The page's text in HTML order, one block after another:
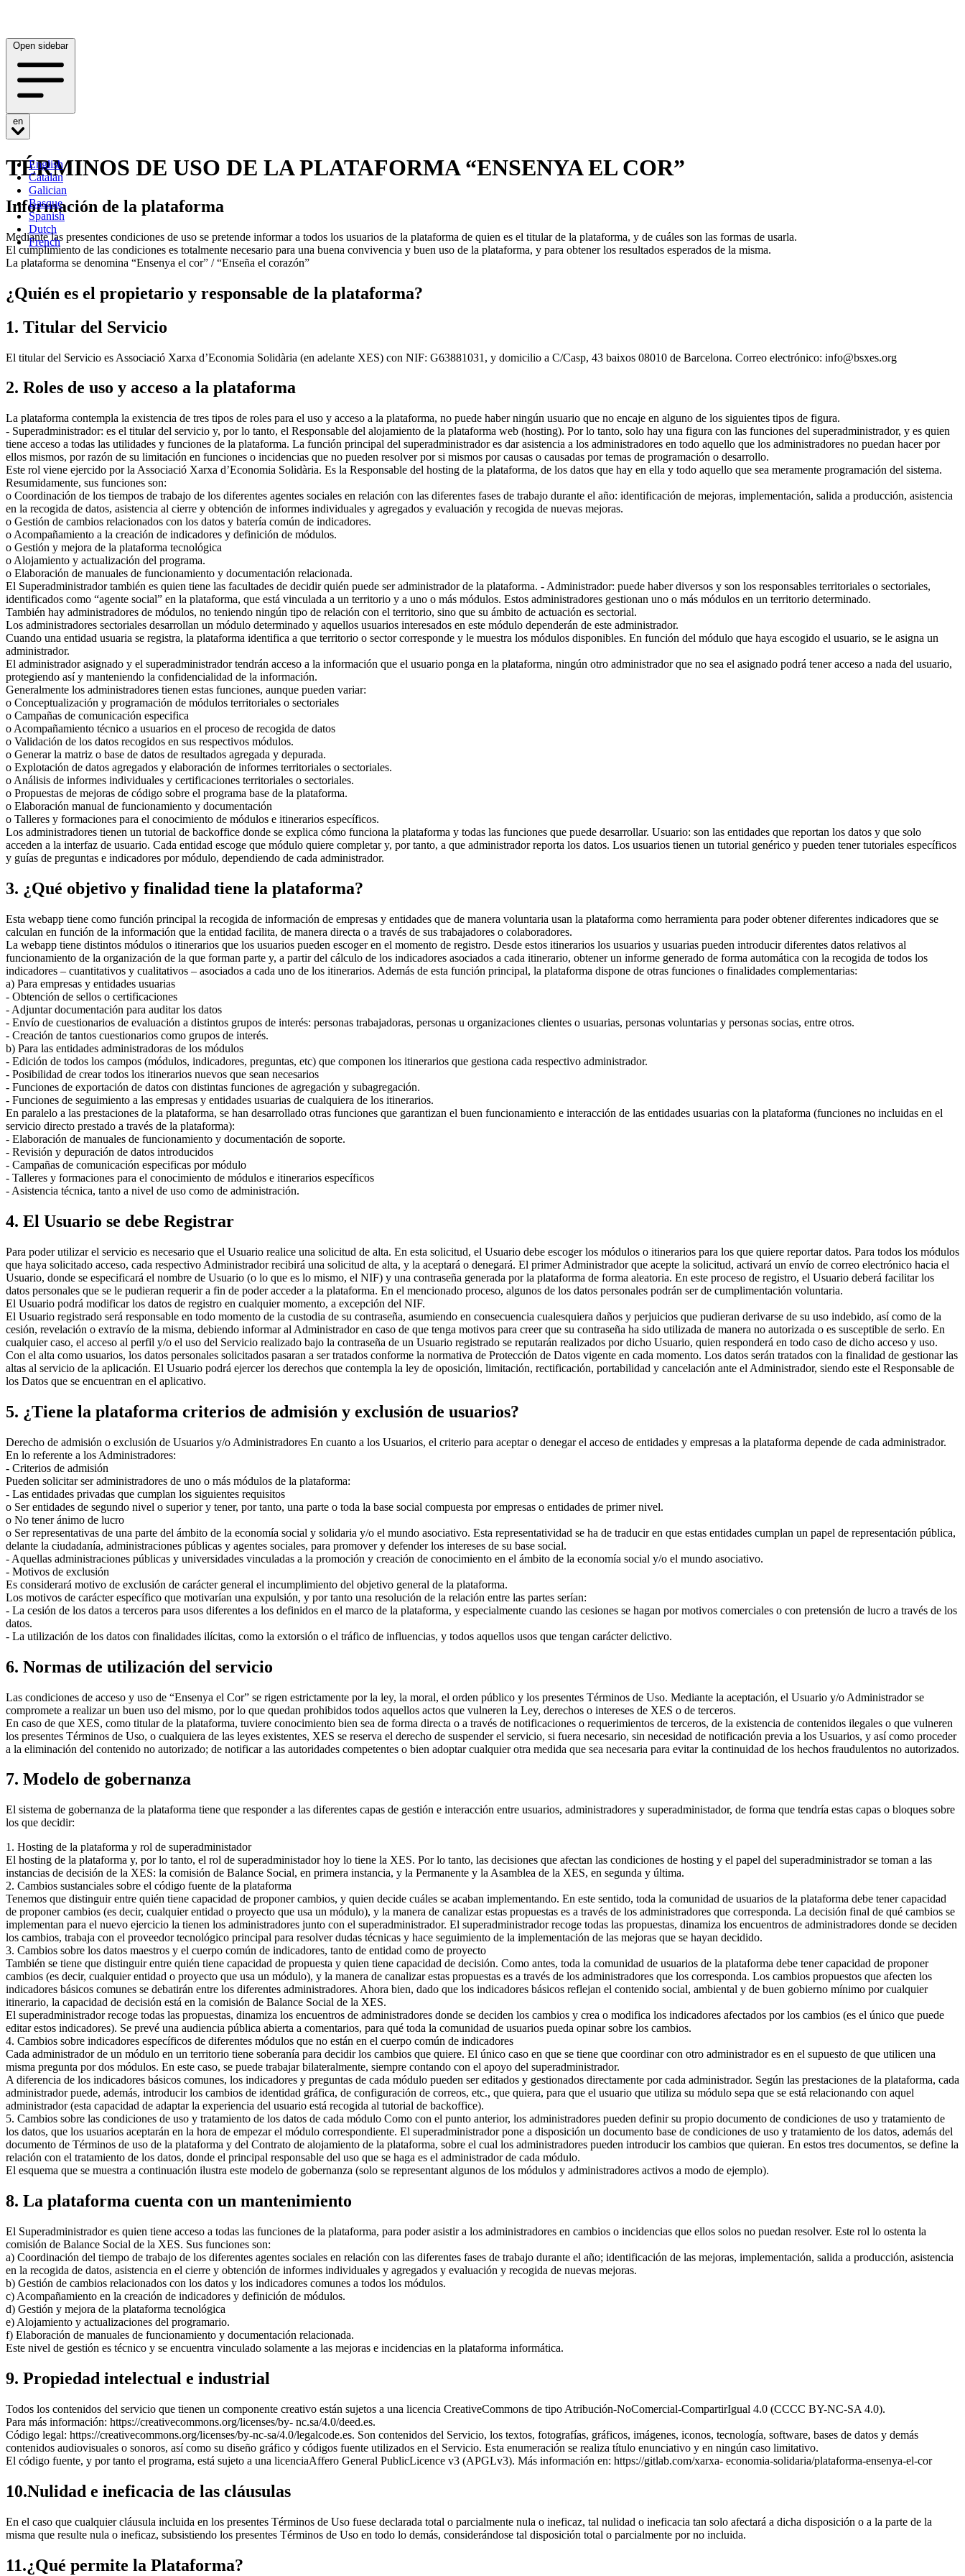
Open sidebar
en
English
Catalan
Galician
Basque
Spanish
Dutch
French
TÉRMINOS DE USO DE LA PLATAFORMA “ENSENYA EL COR”
Información de la plataforma
Mediante las presentes condiciones de uso se pretende informar a todos los usuarios de la plataforma de quien es el titular de la plataforma, y de cuáles son las formas de usarla.
El cumplimiento de las condiciones es totalmente necesario para una buena convivencia y buen uso de la plataforma, y para obtener los resultados esperados de la misma.
La plataforma se denomina “Ensenya el cor” / “Enseña el corazón”
¿Quién es el propietario y responsable de la plataforma?
1. Titular del Servicio
El titular del Servicio es Associació Xarxa d’Economia Solidària (en adelante XES) con NIF: G63881031, y domicilio a C/Casp, 43 baixos 08010 de Barcelona. Correo electrónico: info@bsxes.org
2. Roles de uso y acceso a la plataforma
La plataforma contempla la existencia de tres tipos de roles para el uso y acceso a la plataforma, no puede haber ningún usuario que no encaje en alguno de los siguientes tipos de figura.
- Superadministrador: es el titular del servicio y, por lo tanto, el Responsable del alojamiento de la plataforma web (hosting). Por lo tanto, solo hay una figura con las funciones del superadministrador, y es quien
tiene acceso a todas las utilidades y funciones de la plataforma. La función principal del superadministrador es dar asistencia a los administradores en todo aquello que los administradores no puedan hacer por
ellos mismos, por razón de su limitación en funciones o incidencias que no pueden resolver por si mismos por causas o causadas por temas de programación o desarrollo.
Este rol viene ejercido por la Associació Xarxa d’Economia Solidària. Es la Responsable del hosting de la plataforma, de los datos que hay en ella y todo aquello que sea meramente programación del sistema.
Resumidamente, sus funciones son:
o Coordinación de los tiempos de trabajo de los diferentes agentes sociales en relación con las diferentes fases de trabajo durante el año: identificación de mejoras, implementación, salida a producción, asistencia
en la recogida de datos, asistencia al cierre y obtención de informes individuales y agregados y evaluación y recogida de nuevas mejoras.
o Gestión de cambios relacionados con los datos y batería común de indicadores.
o Acompañamiento a la creación de indicadores y definición de módulos.
o Gestión y mejora de la plataforma tecnológica
o Alojamiento y actualización del programa.
o Elaboración de manuales de funcionamiento y documentación relacionada.
El Superadministrador también es quien tiene las facultades de decidir quién puede ser administrador de la plataforma. - Administrador: puede haber diversos y son los responsables territoriales o sectoriales,
identificados como “agente social” en la plataforma, que está vinculada a un territorio y a uno o más módulos. Estos administradores gestionan uno o más módulos en un territorio determinado.
También hay administradores de módulos, no teniendo ningún tipo de relación con el territorio, sino que su ámbito de actuación es sectorial.
Los administradores sectoriales desarrollan un módulo determinado y aquellos usuarios interesados en este módulo dependerán de este administrador.
Cuando una entidad usuaria se registra, la plataforma identifica a que territorio o sector corresponde y le muestra los módulos disponibles. En función del módulo que haya escogido el usuario, se le asigna un
administrador.
El administrador asignado y el superadministrador tendrán acceso a la información que el usuario ponga en la plataforma, ningún otro administrador que no sea el asignado podrá tener acceso a nada del usuario,
protegiendo así y manteniendo la confidencialidad de la información.
Generalmente los administradores tienen estas funciones, aunque pueden variar:
o Conceptualización y programación de módulos territoriales o sectoriales
o Campañas de comunicación especifica
o Acompañamiento técnico a usuarios en el proceso de recogida de datos
o Validación de los datos recogidos en sus respectivos módulos.
o Generar la matriz o base de datos de resultados agregada y depurada.
o Explotación de datos agregados y elaboración de informes territoriales o sectoriales.
o Análisis de informes individuales y certificaciones territoriales o sectoriales.
o Propuestas de mejoras de código sobre el programa base de la plataforma.
o Elaboración manual de funcionamiento y documentación
o Talleres y formaciones para el conocimiento de módulos e itinerarios específicos.
Los administradores tienen un tutorial de backoffice donde se explica cómo funciona la plataforma y todas las funciones que puede desarrollar. Usuario: son las entidades que reportan los datos y que solo
acceden a la interfaz de usuario. Cada entidad escoge que módulo quiere completar y, por tanto, a que administrador reporta los datos. Los usuarios tienen un tutorial genérico y pueden tener tutoriales específicos
y guías de preguntas e indicadores por módulo, dependiendo de cada administrador.
3. ¿Qué objetivo y finalidad tiene la plataforma?
Esta webapp tiene como función principal la recogida de información de empresas y entidades que de manera voluntaria usan la plataforma como herramienta para poder obtener diferentes indicadores que se
calculan en función de la información que la entidad facilita, de manera directa o a través de sus trabajadores o colaboradores.
La webapp tiene distintos módulos o itinerarios que los usuarios pueden escoger en el momento de registro. Desde estos itinerarios los usuarios y usuarias pueden introducir diferentes datos relativos al
funcionamiento de la organización de la que forman parte y, a partir del cálculo de los indicadores asociados a cada itinerario, obtener un informe generado de forma automática con la recogida de todos los
indicadores – cuantitativos y cualitativos – asociados a cada uno de los itinerarios. Además de esta función principal, la plataforma dispone de otras funciones o finalidades complementarias:
a) Para empresas y entidades usuarias
- Obtención de sellos o certificaciones
- Adjuntar documentación para auditar los datos
- Envío de cuestionarios de evaluación a distintos grupos de interés: personas trabajadoras, personas u organizaciones clientes o usuarias, personas voluntarias y personas socias, entre otros.
- Creación de tantos cuestionarios como grupos de interés.
b) Para las entidades administradoras de los módulos
- Edición de todos los campos (módulos, indicadores, preguntas, etc) que componen los itinerarios que gestiona cada respectivo administrador.
- Posibilidad de crear todos los itinerarios nuevos que sean necesarios
- Funciones de exportación de datos con distintas funciones de agregación y subagregación.
- Funciones de seguimiento a las empresas y entidades usuarias de cualquiera de los itinerarios.
En paralelo a las prestaciones de la plataforma, se han desarrollado otras funciones que garantizan el buen funcionamiento e interacción de las entidades usuarias con la plataforma (funciones no incluidas en el
servicio directo prestado a través de la plataforma):
- Elaboración de manuales de funcionamiento y documentación de soporte.
- Revisión y depuración de datos introducidos
- Campañas de comunicación especificas por módulo
- Talleres y formaciones para el conocimiento de módulos e itinerarios específicos
- Asistencia técnica, tanto a nivel de uso como de administración.
4. El Usuario se debe Registrar
Para poder utilizar el servicio es necesario que el Usuario realice una solicitud de alta. En esta solicitud, el Usuario debe escoger los módulos o itinerarios para los que quiere reportar datos. Para todos los módulos
que haya solicitado acceso, cada respectivo Administrador recibirá una solicitud de alta, y la aceptará o denegará. El primer Administrador que acepte la solicitud, activará un envío de correo electrónico hacia el
Usuario, donde se especificará el nombre de Usuario (o lo que es lo mismo, el NIF) y una contraseña generada por la plataforma de forma aleatoria. En este proceso de registro, el Usuario deberá facilitar los
datos personales que se le pudieran requerir a fin de poder acceder a la plataforma. En el mencionado proceso, algunos de los datos personales podrán ser de cumplimentación voluntaria.
El Usuario podrá modificar los datos de registro en cualquier momento, a excepción del NIF.
El Usuario registrado será responsable en todo momento de la custodia de su contraseña, asumiendo en consecuencia cualesquiera daños y perjuicios que pudieran derivarse de su uso indebido, así como de la
cesión, revelación o extravío de la misma, debiendo informar al Administrador en caso de que tenga motivos para creer que su contraseña ha sido utilizada de manera no autorizada o es susceptible de serlo. En
cualquier caso, el acceso al perfil y/o el uso del Servicio realizado bajo la contraseña de un Usuario registrado se reputarán realizados por dicho Usuario, quien responderá en todo caso de dicho acceso y uso.
Con el alta como usuarios, los datos personales solicitados pasaran a ser tratados conforme la normativa de Protección de Datos vigente en cada momento. Los datos serán tratados con la finalidad de gestionar las
altas al servicio de la aplicación. El Usuario podrá ejercer los derechos que contempla la ley de oposición, limitación, rectificación, portabilidad y cancelación ante el Administrador, siendo este el Responsable de
los Datos que se encuentran en el aplicativo.
5. ¿Tiene la plataforma criterios de admisión y exclusión de usuarios?
Derecho de admisión o exclusión de Usuarios y/o Administradores En cuanto a los Usuarios, el criterio para aceptar o denegar el acceso de entidades y empresas a la plataforma depende de cada administrador.
En lo referente a los Administradores:
- Criterios de admisión
Pueden solicitar ser administradores de uno o más módulos de la plataforma:
- Las entidades privadas que cumplan los siguientes requisitos
o Ser entidades de segundo nivel o superior y tener, por tanto, una parte o toda la base social compuesta por empresas o entidades de primer nivel.
o No tener ánimo de lucro
o Ser representativas de una parte del ámbito de la economía social y solidaria y/o el mundo asociativo. Esta representatividad se ha de traducir en que estas entidades cumplan un papel de representación pública,
delante la ciudadanía, administraciones públicas y agentes sociales, para promover y defender los intereses de su base social.
- Aquellas administraciones públicas y universidades vinculadas a la promoción y creación de conocimiento en el ámbito de la economía social y/o el mundo asociativo.
- Motivos de exclusión
Es considerará motivo de exclusión de carácter general el incumplimiento del objetivo general de la plataforma.
Los motivos de carácter específico que motivarían una expulsión, y por tanto una resolución de la relación entre las partes serían:
- La cesión de los datos a terceros para usos diferentes a los definidos en el marco de la plataforma, y especialmente cuando las cesiones se hagan por motivos comerciales o con pretensión de lucro a través de los
datos.
- La utilización de los datos con finalidades ilícitas, como la extorsión o el tráfico de influencias, y todos aquellos usos que tengan carácter delictivo.
6. Normas de utilización del servicio
Las condiciones de acceso y uso de “Ensenya el Cor” se rigen estrictamente por la ley, la moral, el orden público y los presentes Términos de Uso. Mediante la aceptación, el Usuario y/o Administrador se
compromete a realizar un buen uso del mismo, por lo que quedan prohibidos todos aquellos actos que vulneren la Ley, derechos o intereses de XES o de terceros.
En caso de que XES, como titular de la plataforma, tuviere conocimiento bien sea de forma directa o a través de notificaciones o requerimientos de terceros, de la existencia de contenidos ilegales o que vulneren
los presentes Términos de Uso, o cualquiera de las leyes existentes, XES se reserva el derecho de suspender el servicio, si fuera necesario, sin necesidad de notificación previa a los Usuarios, y así como proceder
a la eliminación del contenido no autorizado; de notificar a las autoridades competentes o bien adoptar cualquier otra medida que sea necesaria para evitar la continuidad de los hechos fraudulentos no autorizados.
7. Modelo de gobernanza
El sistema de gobernanza de la plataforma tiene que responder a las diferentes capas de gestión e interacción entre usuarios, administradores y superadministador, de forma que tendría estas capas o bloques sobre
los que decidir:
1. Hosting de la plataforma y rol de superadministador
El hosting de la plataforma y, por lo tanto, el rol de superadministador hoy lo tiene la XES. Por lo tanto, las decisiones que afectan las condiciones de hosting y el papel del superadministrador se toman a las
instancias de decisión de la XES: la comisión de Balance Social, en primera instancia, y la Permanente y la Asamblea de la XES, en segunda y última.
2. Cambios sustanciales sobre el código fuente de la plataforma
Tenemos que distinguir entre quién tiene capacidad de proponer cambios, y quien decide cuáles se acaban implementando. En este sentido, toda la comunidad de usuarios de la plataforma debe tener capacidad
de proponer cambios (es decir, cualquier entidad o proyecto que usa un módulo), y la manera de canalizar estas propuestas es a través de los administradores que corresponda. La decisión final de qué cambios se
implementan para el nuevo ejercicio la tienen los administradores junto con el superadministrador. El superadministrador recoge todas las propuestas, dinamiza los encuentros de administradores donde se deciden
los cambios, trabaja con el proveedor tecnológico principal para resolver dudas técnicas y hace seguimiento de la implementación de las mejoras que se hayan decidido.
3. Cambios sobre los datos maestros y el cuerpo común de indicadores, tanto de entidad como de proyecto
También se tiene que distinguir entre quién tiene capacidad de propuesta y quien tiene capacidad de decisión. Como antes, toda la comunidad de usuarios de la plataforma debe tener capacidad de proponer
cambios (es decir, cualquier entidad o proyecto que usa un módulo), y la manera de canalizar estas propuestas es a través de los administradores que los corresponda. Los cambios propuestos que afecten los
indicadores básicos comunes se debatirán entre los diferentes administradores. Ahora bien, dado que los indicadores básicos reflejan el contenido social, ambiental y de buen gobierno mínimo por cualquier
itinerario, la capacidad de decisión está en la comisión de Balance Social de la XES.
El superadministrador recoge todas las propuestas, dinamiza los encuentros de administradores donde se deciden los cambios y crea o modifica los indicadores afectados por los cambios (es el único que puede
editar estos indicadores). Se prevé una audiencia pública abierta a comentarios, para qué toda la comunidad de usuarios pueda opinar sobre los cambios.
4. Cambios sobre indicadores específicos de diferentes módulos que no están en el cuerpo común de indicadores
Cada administrador de un módulo en un territorio tiene soberanía para decidir los cambios que quiere. El único caso en que se tiene que coordinar con otro administrador es en el supuesto de que utilicen una
misma pregunta por dos módulos. En este caso, se puede trabajar bilateralmente, siempre contando con el apoyo del superadministrador.
A diferencia de los indicadores básicos comunes, los indicadores y preguntas de cada módulo pueden ser editados y gestionados directamente por cada administrador. Según las prestaciones de la plataforma, cada
administrador puede, además, introducir los cambios de identidad gráfica, de configuración de correos, etc., que quiera, para que el usuario que utiliza su módulo sepa que se está relacionando con aquel
administrador (esta capacidad de adaptar la experiencia del usuario está recogida al tutorial de backoffice).
5. Cambios sobre las condiciones de uso y tratamiento de los datos de cada módulo Como con el punto anterior, los administradores pueden definir su propio documento de condiciones de uso y tratamiento de
los datos, que los usuarios aceptarán en la hora de empezar el módulo correspondiente. El superadministrador pone a disposición un documento base de condiciones de uso y tratamiento de los datos, además del
documento de Términos de uso de la plataforma y del Contrato de alojamiento de la plataforma, sobre el cual los administradores pueden introducir los cambios que quieran. En estos tres documentos, se define la
relación con el tratamiento de los datos, donde el principal responsable del uso que se haga es el administrador de cada módulo.
El esquema que se muestra a continuación ilustra este modelo de gobernanza (solo se representant algunos de los módulos y administradores activos a modo de ejemplo).
8. La plataforma cuenta con un mantenimiento
El Superadministrador es quien tiene acceso a todas las funciones de la plataforma, para poder asistir a los administradores en cambios o incidencias que ellos solos no puedan resolver. Este rol lo ostenta la
comisión de Balance Social de la XES. Sus funciones son:
a) Coordinación del tiempo de trabajo de los diferentes agentes sociales en relación con las diferentes fases de trabajo durante el año; identificación de las mejoras, implementación, salida a producción, asistencia
en la recogida de datos, asistencia en el cierre y obtención de informes individuales y agregados y evaluación y recogida de nuevas mejoras.
b) Gestión de cambios relacionados con los datos y los indicadores comunes a todos los módulos.
c) Acompañamiento en la creación de indicadores y definición de módulos.
d) Gestión y mejora de la plataforma tecnológica
e) Alojamiento y actualizaciones del programario.
f) Elaboración de manuales de funcionamiento y documentación relacionada.
Este nivel de gestión es técnico y se encuentra vinculado solamente a las mejoras e incidencias en la plataforma informática.
9. Propiedad intelectual e industrial
Todos los contenidos del servicio que tienen un componente creativo están sujetos a una licencia CreativeCommons de tipo Atribución-NoComercial-CompartirIgual 4.0 (CCCC BY-NC-SA 4.0).
Para más información: https://creativecommons.org/licenses/by- nc.sa/4.0/deed.es.
Código legal: https://creativecommons.org/licenses/by-nc-sa/4.0/legalcode.es. Son contenidos del Servicio, los textos, fotografías, gráficos, imágenes, iconos, tecnología, software, bases de datos y demás
contenidos audiovisuales o sonoros, así como su diseño gráfico y códigos fuente utilizados en el Servicio. Esta enumeración se realiza título enunciativo y en ningún caso limitativo.
El código fuente, y por tanto el programa, está sujeto a una licenciaAffero General PublicLicence v3 (APGLv3). Más información en: https://gitlab.com/xarxa- economia-solidaria/plataforma-ensenya-el-cor
10.Nulidad e ineficacia de las cláusulas
En el caso que cualquier cláusula incluida en los presentes Términos de Uso fuese declarada total o parcialmente nula o ineficaz, tal nulidad o ineficacia tan solo afectará a dicha disposición o a la parte de la
misma que resulte nula o ineficaz, subsistiendo los presentes Términos de Uso en todo lo demás, considerándose tal disposición total o parcialmente por no incluida.
11.¿Qué permite la Plataforma?